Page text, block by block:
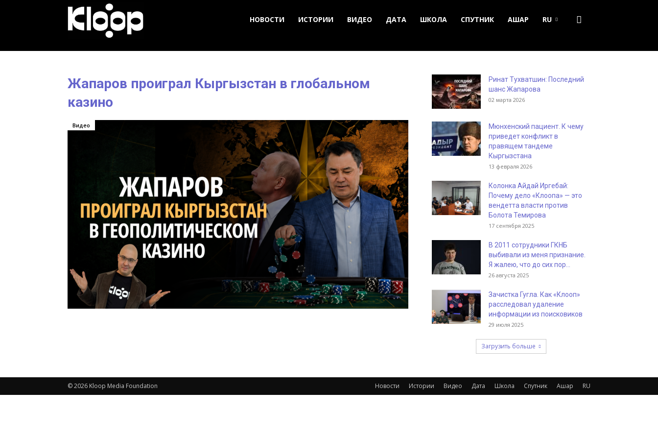
НОВОСТИ ИСТОРИИ ВИДЕО ДАТА ШКОЛА СПУТНИК АШАР RU
Жапаров проиграл Кыргызстан в глобальном
казино
Видео
Ринат Тухватшин: Последний
шанс Жапарова
02 марта 2026
Мюнхенский пациент. К чему
приведет конфликт в
правящем тандеме
Кыргызстана
13 февраля 2026
Колонка Айдай Иргебай:
Почему дело «Клоопа» — это
вендетта власти против
Болота Темирова
17 сентября 2025
В 2011 сотрудники ГКНБ
выбивали из меня признание.
Я жалею, что до сих пор...
26 августа 2025
Зачистка Гугла. Как «Клооп»
расследовал удаление
информации из поисковиков
29 июля 2025
Загрузить больше
Новости Истории Видео Дата Школа Спутник Ашар RU
© 2026 Kloop Media Foundation